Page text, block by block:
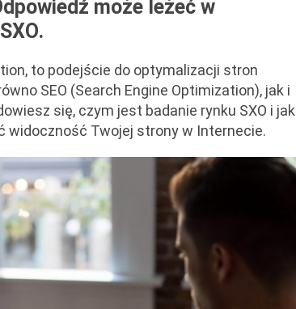
może leżeć w
to podejście do optymalizacji stron
SEO (Search Engine Optimization), jak i
się, czym jest badanie rynku SXO i jak
widoczność Twojej strony w Internecie.